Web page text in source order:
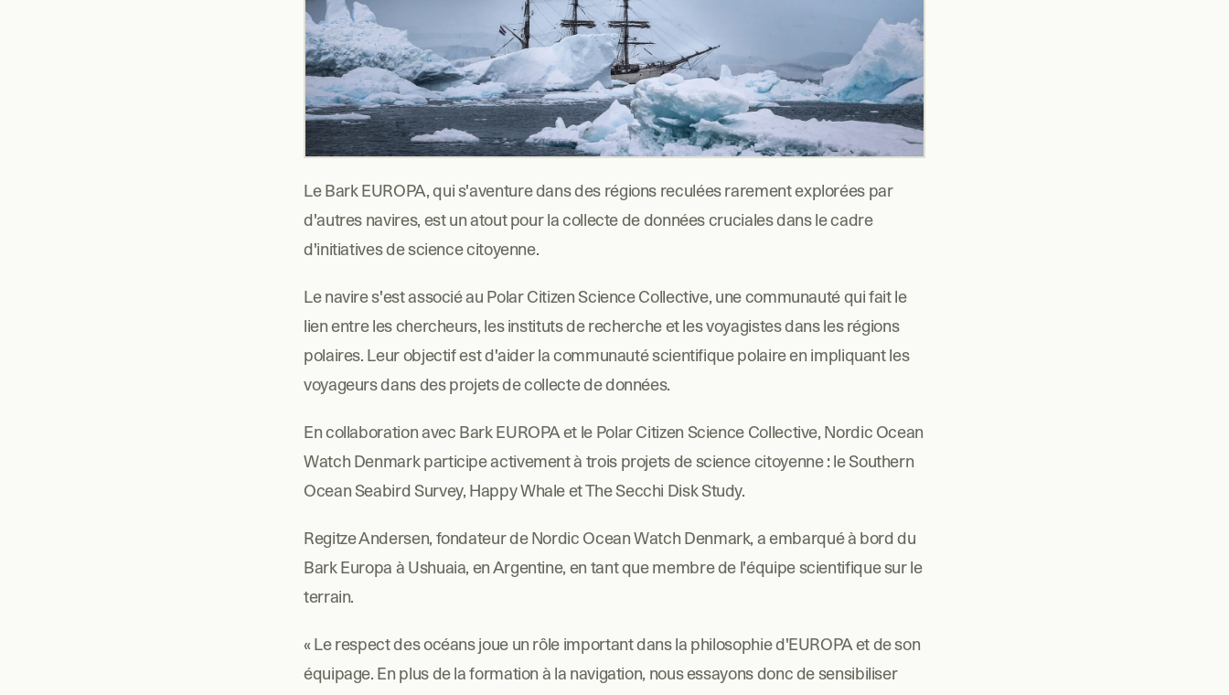
Le Bark EUROPA, qui s'aventure dans des régions reculées rarement explorées par
d'autres navires, est un atout pour la collecte de données cruciales dans le cadre
d'initiatives de science citoyenne.
Le navire s'est associé au Polar Citizen Science Collective, une communauté qui fait le
lien entre les chercheurs, les instituts de recherche et les voyagistes dans les régions
polaires. Leur objectif est d'aider la communauté scientifique polaire en impliquant les
voyageurs dans des projets de collecte de données.
En collaboration avec Bark EUROPA et le Polar Citizen Science Collective, Nordic Ocean
Watch Denmark participe activement à trois projets de science citoyenne : le Southern
Ocean Seabird Survey, Happy Whale et The Secchi Disk Study.
Regitze Andersen, fondateur de Nordic Ocean Watch Denmark, a embarqué à bord du
Bark Europa à Ushuaia, en Argentine, en tant que membre de l'équipe scientifique sur le
terrain.
« Le respect des océans joue un rôle important dans la philosophie d'EUROPA et de son
équipage. En plus de la formation à la navigation, nous essayons donc de sensibiliser